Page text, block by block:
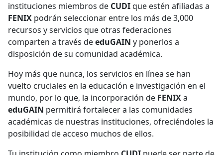
instituciones miembros de CUDIque estén afiliadas a
FENIX podrán seleccionar entre los más de 3,000
recursos y servicios que otras federaciones
comparten a través deeduGAIN y ponerlos a
disposición de su comunidad académica.
Hoy más que nunca, los servicios en línea se han
vuelto cruciales en la educación e investigación en el
mundo, por lo que, la incorporación de FENIXa
eduGAIN permitirá fortalecer a las comunidades
académicas de nuestras instituciones, ofreciéndoles la
posibilidad de acceso muchos de ellos.